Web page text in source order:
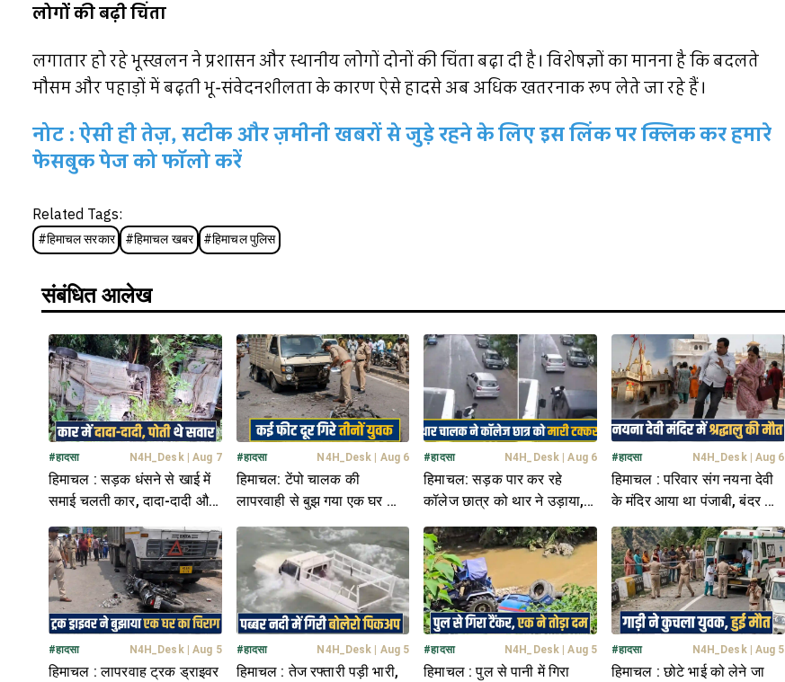
लोगों की बढ़ी चिंता
लगातार हो रहे भूस्खलन ने प्रशासन और स्थानीय लोगों दोनों की चिंता बढ़ा दी है। विशेषज्ञों का मानना है कि बदलते
मौसम और पहाड़ों में बढ़ती भू-संवेदनशीलता के कारण ऐसे हादसे अब अधिक खतरनाक रूप लेते जा रहे हैं।
नोट : ऐसी ही तेज़, सटीक और ज़मीनी खबरों से जुड़े रहने के लिए इस लिंक पर क्लिक कर हमारे
फेसबुक पेज को फॉलो करें
Related Tags:
#हिमाचल सरकार #हिमाचल खबर #हिमाचल पुलिस
संबंधित आलेख
#हादसा N4H_Desk| Aug 7
हिमाचल : सड़क धंसने से खाई में
समाई चलती कार, दादा-दादी और
#हादसा N4H_Desk | Aug 6
हिमाचल: टेंपो चालक की
लापरवाही से बुझ गया एक घर का
#हादसा N4H_Desk | Aug 6
हिमाचल: सड़क पार कर रहे
कॉलेज छात्र को थार ने उड़ाया, 7
तफरी
#हादसा N4H_Desk| Aug 6
हिमाचल : परिवार संग नयना देवी
के मंदिर आया था पंजाबी, बंदर के
#हादसा N4H_Desk| Aug 5
हिमाचल : लापरवाह ट्रक ड्राइवर
#हादसा N4H_Desk | Aug 5
हिमाचल : तेज रफ्तारी पड़ी भारी,
#हादसा N4H_Desk | Aug 5
हिमाचल : पुल से पानी में गिरा
#हादसा N4H_Desk| Aug 5
हिमाचल : छोटे भाई को लेने जा